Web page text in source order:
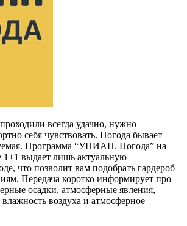
всегда удачно, нужно
себя чувствовать. Погода бывает
Программа “УНИАН. Погода” на
1+1 выдает лишь актуальную
что позволит вам подобрать гардероб
Передача коротко информирует про
осадки, атмосферные явления,
влажность воздуха и атмосферное